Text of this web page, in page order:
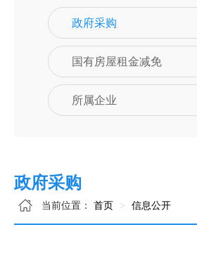
政府采购
国有房屋租金减免
所属企业
政府采购
当前位置： 首页 信息公开